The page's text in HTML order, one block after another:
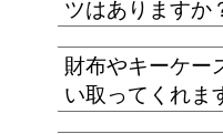
ツはありますか
財布やキーケー
い取ってくれま